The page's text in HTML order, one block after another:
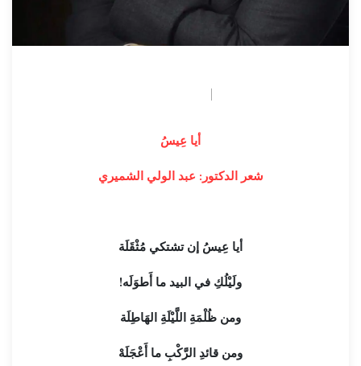
أيا عِيسُ
شعر الدكتور: عبد الولي الشميري
أيا عِيسُ إن تشتكي مُثْقَلَة
ولَيْلُكِ في البيد ما أَطوَلَه!
ومن ظُلْمَةِ اللَّيْلَةِ الهَاطِلَة
ومن قائدِ الرَّكْبِ ما أَعْجَلَهْ